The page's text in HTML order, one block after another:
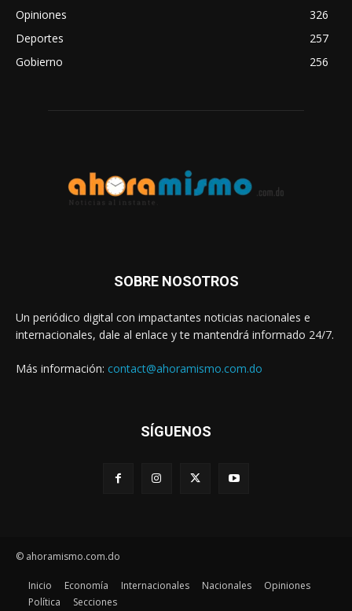
Opiniones
326
Deportes
257
Gobierno
256
SOBRE NOSOTROS
Un periódico digital con impactantes noticias nacionales e
internacionales, dale al enlace y te mantendrá informado 24/7.
Más información: contact@ahoramismo.com.do
SÍGUENOS
© ahoramismo.com.do
Inicio Economía Internacionales Nacionales
Opiniones
Política
Secciones